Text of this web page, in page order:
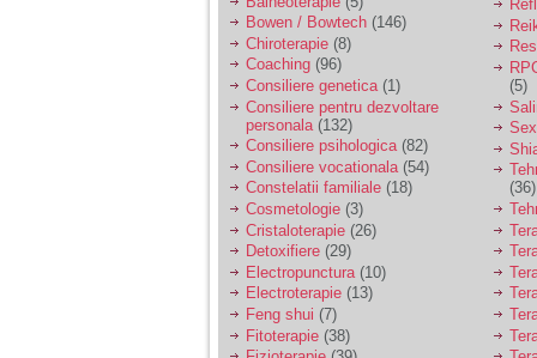
mi s-a adunat
oboseala, o oboseala
cronica de care nu pot
scapa si simt ca din
cauza ei nu pot
controla nervii si
cateodata are copilul
de suferit.
Am o bariera peste
care nu pot trece:
prietena mea a ramas
insarcinata cu o fata.
Am fost de comun
acord sa facem un
copil, cu gandul ca e
baiat.
Bowen / Bowtech (146)
Chiroterapie (8)
Coaching (96)
Consiliere genetica(1)
Consiliere pentru dezvoltare
personala (132)
Consiliere psihologica(82)
Consiliere vocationala (54)
Constelatii familiale (18)
Cosmetologie (3)
Cristaloterapie (26)
Detoxifiere (29)
Electropunctura (10)
Electroterapie (13)
Feng shui (7)
Fitoterapie (38)
(5)
(36)